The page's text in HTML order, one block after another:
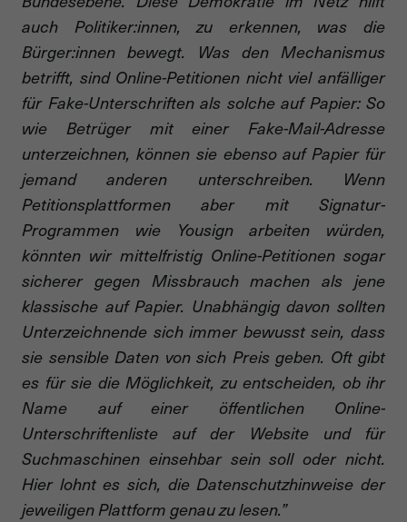
auch Politiker:innen, zu erkennen, was die
Bürger:innen bewegt. Was den Mechanismus
betrifft, sind Online-Petitionen nicht viel anfälliger
für Fake-Unterschriften als solche auf Papier: So
wie Betrüger mit einer Fake-Mail-Adresse
unterzeichnen, können sie ebenso auf Papier für
jemand anderen unterschreiben. Wenn
Petitionsplattformen aber mit Signatur-
Programmen wie Yousign arbeiten würden,
könnten wir mittelfristig Online-Petitionen sogar
sicherer gegen Missbrauch machen als jene
klassische auf Papier. Unabhängig davon sollten
Unterzeichnende sich immer bewusst sein, dass
sie sensible Daten von sich Preis geben. Oft gibt
es für sie die Möglichkeit, zu entscheiden, ob ihr
Name auf einer öffentlichen Online-
Unterschriftenliste auf der Website und für
Suchmaschinen einsehbar sein soll oder nicht.
Hier lohnt es sich, die Datenschutzhinweise der
jeweiligen Plattform genau zu lesen.”